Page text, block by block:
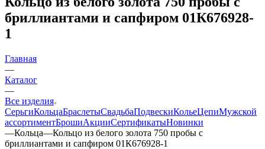
бриллиантами и сапфиром 01К676928-
1
Главная
—
Каталог
—
Все изделия
СерьгиКольцаБраслетыСвадьбаПодвескиКольеЦепиМужской
ассортиментБрошиАкцииСертификатыНовинки
—Кольца—Кольцо из белого золота 750 пробы с
бриллиантами и сапфиром 01К676928-1